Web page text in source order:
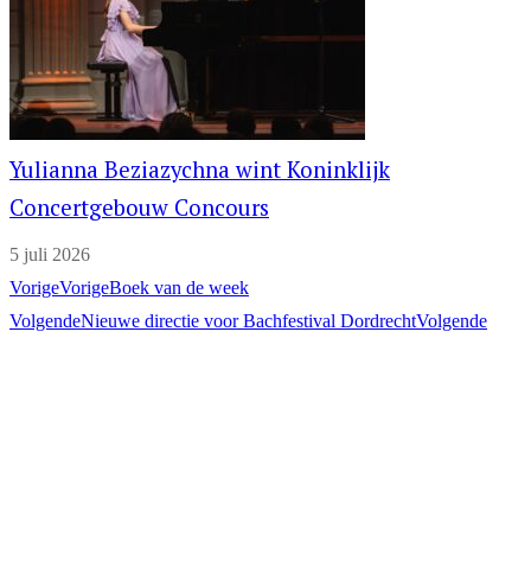
Yulianna Beziazychna wint Koninklijk
Concertgebouw Concours
5 juli 2026
VorigeVorigeBoek van de week
VolgendeNieuwe directie voor Bachfestival DordrechtVolgende